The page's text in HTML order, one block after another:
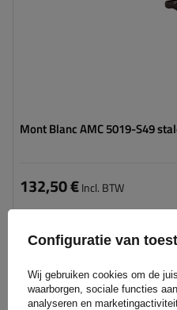
Mont Blanc AMC 5019-S49
132,50 €Incl. BTW
Het product is beschikbaar in
We verzenden al
toevoegen
Configuratie van
Wij gebruiken cookies om de
waarborgen, sociale functies
analyseren en